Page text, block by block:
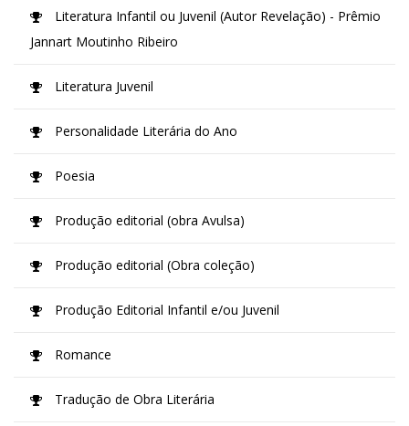
Literatura Infantil ou Juvenil (Autor Revelação) - Prêmio
Jannart Moutinho Ribeiro
Literatura Juvenil
Personalidade Literária do Ano
Poesia
Produção editorial (obra Avulsa)
Produção editorial (Obra coleção)
Produção Editorial Infantil e/ou Juvenil
Romance
Tradução de Obra Literária